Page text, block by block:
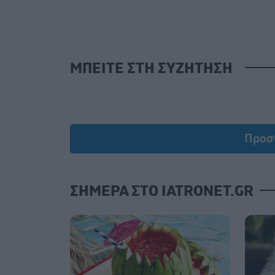
ΜΠΕΙΤΕ ΣΤΗ ΣΥΖΗΤΗΣΗ
ΣΗΜΕΡΑ ΣΤΟ IATRONET.GR